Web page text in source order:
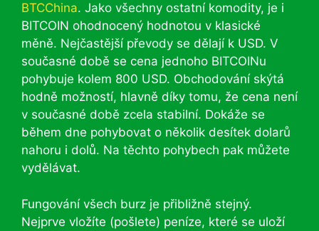
BTCChina. Jako všechny ostatní komodity, je i
BITCOIN ohodnocený hodnotou v klasické
měně. Nejčastější převody se dělají k USD. V
současné době se cena jednoho BITCOINu
pohybuje kolem 800 USD. Obchodování skýtá
hodně možností, hlavně díky tomu, že cena není
v současné době zcela stabilní. Dokáže se
během dne pohybovat o několik desítek dolarů
nahoru i dolů. Na těchto pohybech pak můžete
vydělávat.
Fungování všech burz je přibližně stejný.
Nejprve vložíte (pošlete) peníze, které se uloží